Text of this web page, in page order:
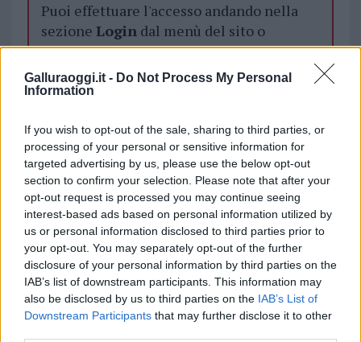
Galluraoggi.it - Do Not Process My Personal
Information
If you wish to opt-out of the sale, sharing to third parties, or
processing of your personal or sensitive information for
targeted advertising by us, please use the below opt-out
section to confirm your selection. Please note that after your
opt-out request is processed you may continue seeing
interest-based ads based on personal information utilized by
us or personal information disclosed to third parties prior to
your opt-out. You may separately opt-out of the further
disclosure of your personal information by third parties on the
IAB’s list of downstream participants. This information may
also be disclosed by us to third parties on the IAB’s List of
Downstream Participants that may further disclose it to other
Puoi effettuare l'accesso andando nella
sezione Logindal menù del sito o
cliccandoqui
Notizie Olbia
Notizie Sardegna
Olbia Notizie
Violenza Sessuale
Violenza Sessuale Olbia
Violenza Sulle Donne
Violenza Sulle Donne Olbia
Notizie in tempo reale?
Entra nel canale telegram di
GalluraOggi.it